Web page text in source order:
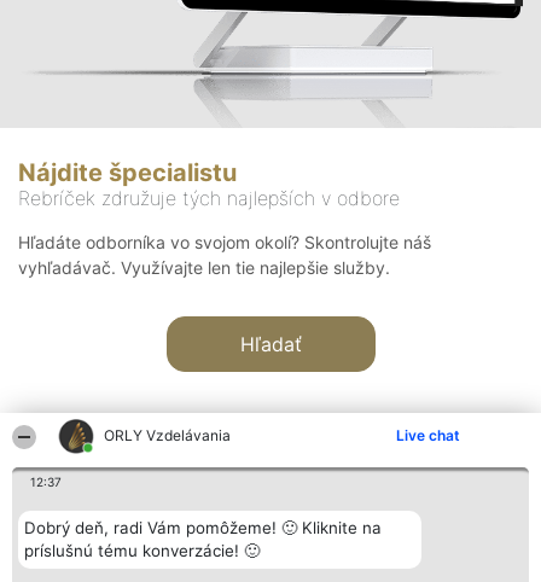
ORLY Vzdelávania Live chat
12:37
Dobrý deň, radi Vám pomôžeme! 🙂 Kliknite na
príslušnú tému konverzácie! 🙂
Nájdite špecialistu
Rebríček združuje tých najlepších v odbore
Hľadáte odborníka vo svojom okolí? Skontrolujte náš
vyhľadávač. Využívajte len tie najlepšie služby.
Hľadať
Organizátor hodnotenia
Bright Side Solutions sp. z o.
o. sp. k.
Hodnotenie
Laureáti
Lista
Kontakt
Kontakt